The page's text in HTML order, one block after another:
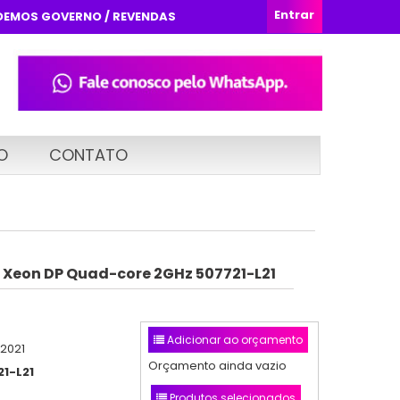
Entrar
GOVERNO / REVENDAS
CONTATO
DP Quad-core 2GHz 507721-L21
L21
Adicionar ao orçamento
Orçamento ainda vazio